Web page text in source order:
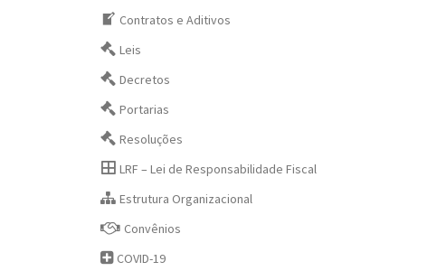
Contratos e Aditivos
Leis
Decretos
Portarias
Resoluções
LRF – Lei de Responsabilidade Fiscal
Estrutura Organizacional
Convênios
COVID-19